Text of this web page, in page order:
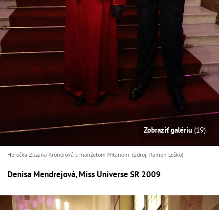
Zobraziť galériu (19)
Herečka Zuzana Kronerová s manželom Milanom (Zdroj: Ramon Leško)
Denisa Mendrejová, Miss Universe SR 2009